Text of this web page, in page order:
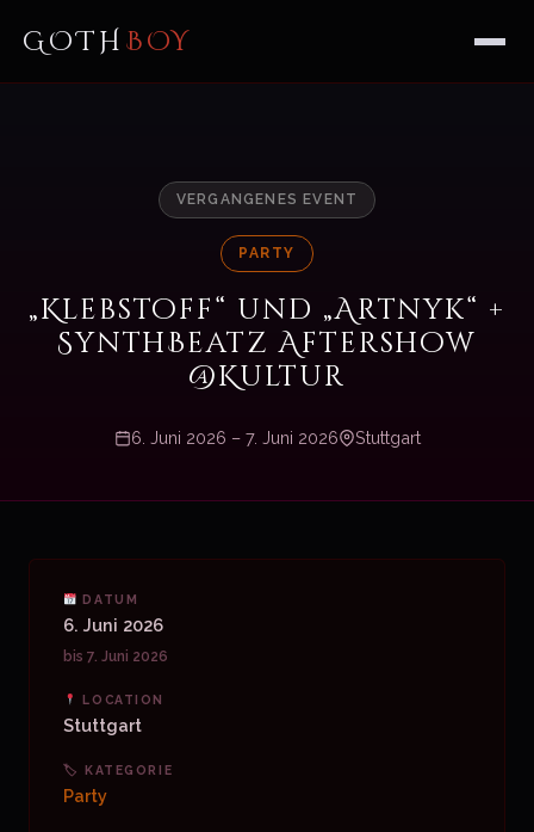
GOTH BOY
VERGANGENES EVENT
PARTY
„Klebstoff“ und „Artnyk“ +
SynthBeatz Aftershow
@Kultur
6. Juni 2026 – 7. Juni 2026 Stuttgart
DATUM
6. Juni 2026
bis 7. Juni 2026
LOCATION
Stuttgart
🏷 KATEGORIE
Party